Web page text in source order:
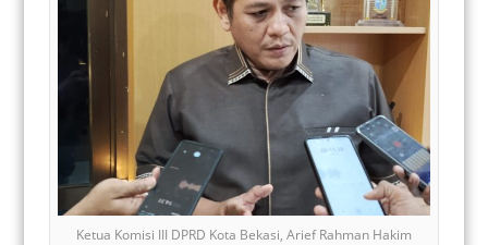
Ketua Komisi III DPRD Kota Bekasi, Arief Rahman Hakim